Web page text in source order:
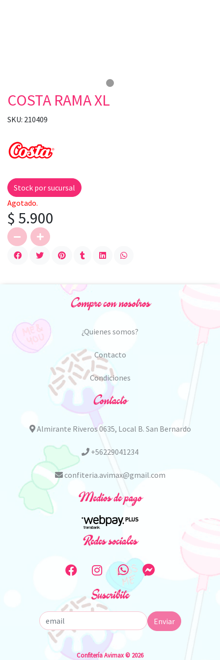
COSTA RAMA XL
SKU: 210409
Stock por sucursal
Agotado.
$ 5.900
Compre con nosotros
¿Quienes somos?
Contacto
Condiciones
Contacto
Almirante Riveros 0635, Local B. San Bernardo
+56229041234
confiteria.avimax@gmail.com
Medios de pago
Redes sociales
Suscribite
Enviar
Confitería Avimax © 2026